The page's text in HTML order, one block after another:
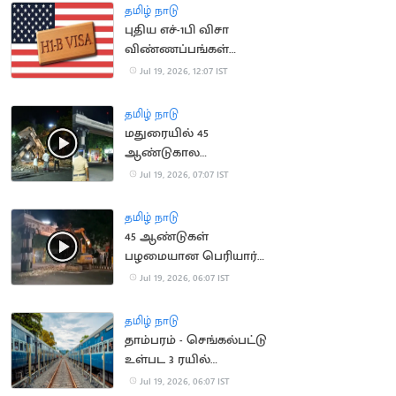
தமிழ் நாடு
புதிய எச்-1பி விசா
விண்ணப்பங்கள்
ஏற்கப்படாது என
Jul 19, 2026, 12:07 IST
தமிழ் நாடு
மதுரையில் 45
ஆண்டுகால
பழமையான பெரியார்
Jul 19, 2026, 07:07 IST
தமிழ் நாடு
45 ஆண்டுகள்
பழமையான பெரியார்
ஆர்ச் அகற்றம்
Jul 19, 2026, 06:07 IST
தமிழ் நாடு
தாம்பரம் - செங்கல்பட்டு
உள்பட 3 ரயில்
திட்டங்களுக்கு ஒப்புதல்
Jul 19, 2026, 06:07 IST